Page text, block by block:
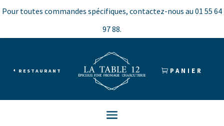
Pour toutes commandes spécifiques, contactez-nous au 01 55 64
97 88.
RESTAURANT PANIER